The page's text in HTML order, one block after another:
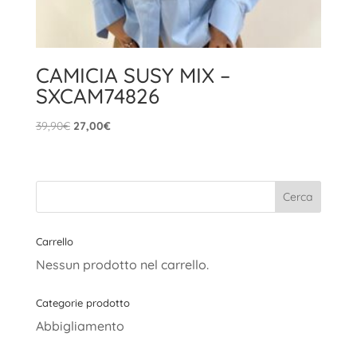
CAMICIA SUSY MIX –
SXCAM74826
39,90€ Il
era:
27,00€Il
è:
Carrello
Nessun prodotto nel carrello.
Categorie prodotto
Abbigliamento